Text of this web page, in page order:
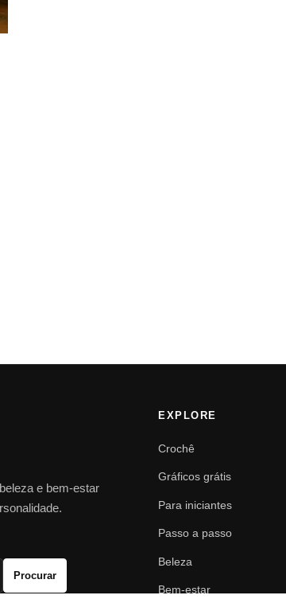
e bem-estar
Procurar
EXPLORE
Crochê
Gráficos grátis
Para iniciantes
Passo a passo
Beleza
Bem-estar